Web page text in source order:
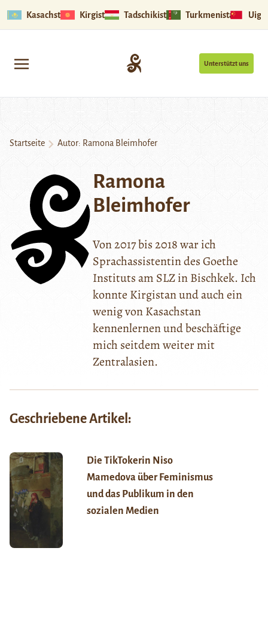
Kasachstan Kirgistan Tadschikistan Turkmenistan
Unterstützt uns
Startseite Autor: Ramona Bleimhofer
Ramona
Bleimhofer
Von 2017 bis 2018 war ich
Sprachassistentin des Goethe
Instituts am SLZ in Bischkek. Ich
konnte Kirgistan und auch ein
wenig von Kasachstan
kennenlernen und beschäftige
mich seitdem weiter mit
Zentralasien.
Geschriebene Artikel:
Die TikTokerin Niso
Mamedova über Feminismus
und das Publikum in den
sozialen Medien